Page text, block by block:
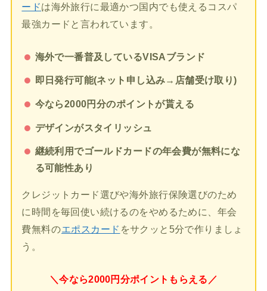
ードは海外旅行に最適かつ国内でも使えるコスパ
最強カードと言われています。
海外で一番普及しているVISAブランド
即日発行可能(ネット申し込み→店舗受け取り)
今なら2000円分のポイントが貰える
デザインがスタイリッシュ
継続利用でゴールドカードの年会費が無料にな
る可能性あり
クレジットカード選びや海外旅行保険選びのため
に時間を毎回使い続けるのをやめるために、年会
費無料のエポスカード をサクッと5分で作りましょ
う。
＼今なら2000円分ポイントもらえる／